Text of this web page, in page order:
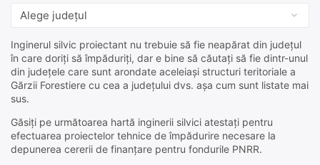
Inginerul silvic proiectant nu trebuie să fie neapărat din județul
în care doriți să împăduriți, dar e bine să căutați să fie dintr-unul
din județele care sunt arondate aceleiași structuri teritoriale a
Gărzii Forestiere cu cea a județului dvs. așa cum sunt listate mai
sus.
Găsiți pe următoarea hartă inginerii silvici atestați pentru
efectuarea proiectelor tehnice de împădurire necesare la
depunerea cererii de finanțare pentru fondurile PNRR.